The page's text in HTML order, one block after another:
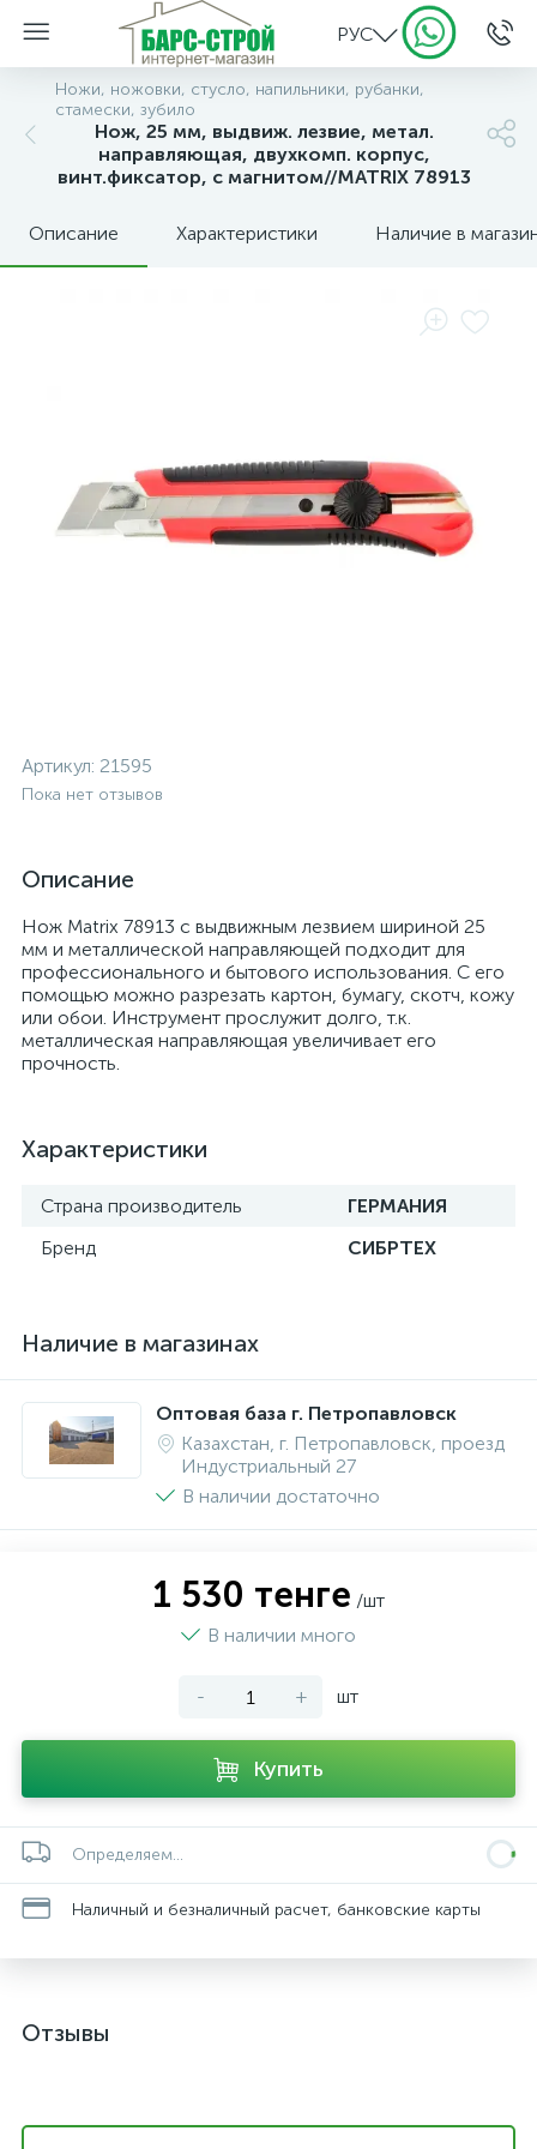
РУС
Ножи, ножовки, стусло, напильники, рубанки,
стамески, зубило
Нож, 25 мм, выдвиж. лезвие, метал.
направляющая, двухкомп. корпус,
винт.фиксатор, с магнитом//MATRIX 78913
Описание Характеристики Наличие в
Артикул: 21595
Пока нет отзывов
Описание
Нож Matrix 78913 с выдвижным лезвием шириной 25
мм и металлической направляющей подходит для
профессионального и бытового использования. С его
помощью можно разрезать картон, бумагу, скотч, кожу
или обои. Инструмент прослужит долго, т.к.
металлическая направляющая увеличивает его
прочность.
Характеристики
Страна производитель
ГЕРМАНИЯ
Бренд
СИБРТЕХ
Наличие в магазинах
Оптовая база г. Петропавловск
Казахстан, г. Петропавловск, проезд
Индустриальный 27
В наличии достаточно
1 530 тенге /шт
В наличии много
- + шт
Купить
Определяем...
Наличный и безналичный расчет, банковские карты
Отзывы